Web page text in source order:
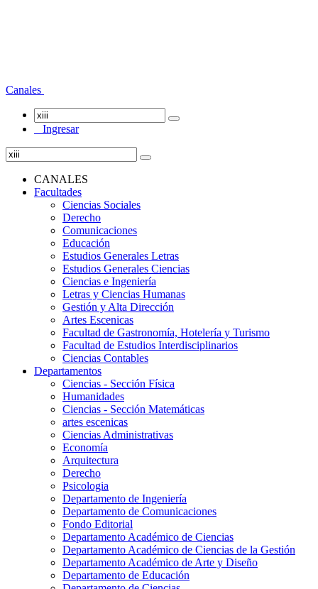
Canales
Ingresar
CANALES
Facultades
Ciencias Sociales
Derecho
Comunicaciones
Educación
Estudios Generales Letras
Estudios Generales Ciencias
Ciencias e Ingeniería
Letras y Ciencias Humanas
Gestión y Alta Dirección
Artes Escenicas
Facultad de Gastronomía, Hotelería y Turismo
Facultad de Estudios Interdisciplinarios
Ciencias Contables
Departamentos
Ciencias - Sección Física
Humanidades
Ciencias - Sección Matemáticas
artes escenicas
Ciencias Administrativas
Economía
Arquitectura
Derecho
Psicologia
Departamento de Ingeniería
Departamento de Comunicaciones
Fondo Editorial
Departamento Académico de Ciencias
Departamento Académico de Ciencias de la Gestión
Departamento Académico de Arte y Diseño
Departamento de Educación